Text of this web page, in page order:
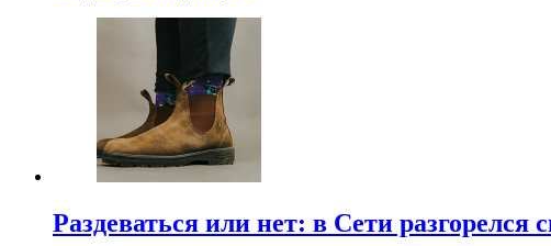
Раздеваться или нет: в Сети разгорелся